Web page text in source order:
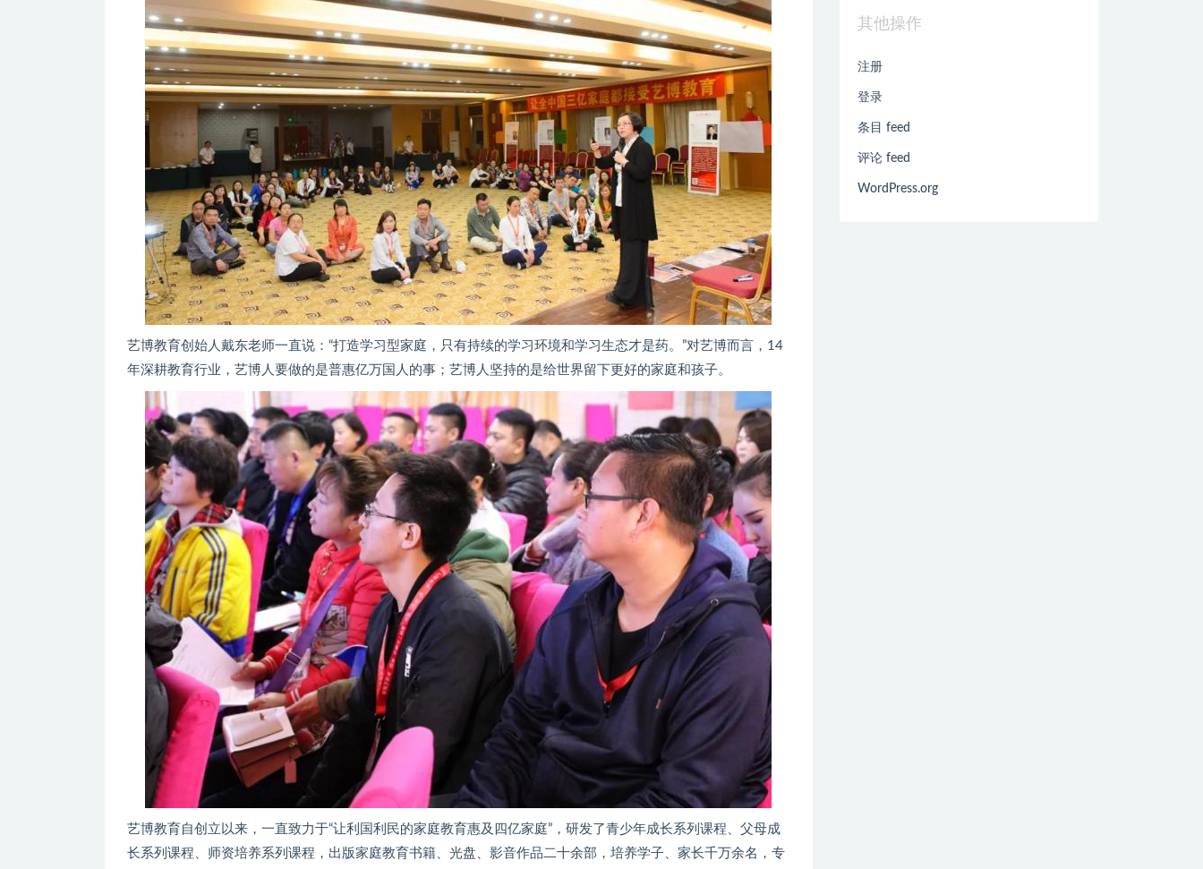
艺博教育创始人戴东老师一直说：“打造学习型家庭，只有持续的学习环境和学习生态才是药。”对艺博而言，14
年深耕教育行业，艺博人要做的是普惠亿万国人的事；艺博人坚持的是给世界留下更好的家庭和孩子。
艺博教育自创立以来，一直致力于“让利国利民的家庭教育惠及四亿家庭”，研发了青少年成长系列课程、父母成
长系列课程、师资培养系列课程，出版家庭教育书籍、光盘、影音作品二十余部，培养学子、家长千万余名，专
其他操作
注册
登录
条目 feed
评论 feed
WordPress.org